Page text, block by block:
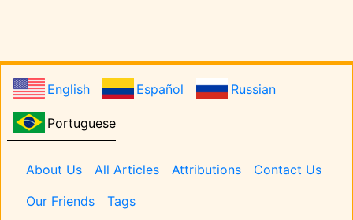
English Español Russian
Portuguese
Pages
About Us All Articles Attributions
Contact Us
Our Friends
Tags